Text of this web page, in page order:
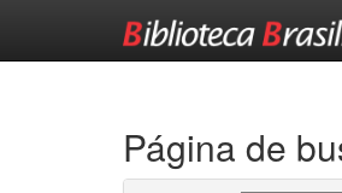
Página de